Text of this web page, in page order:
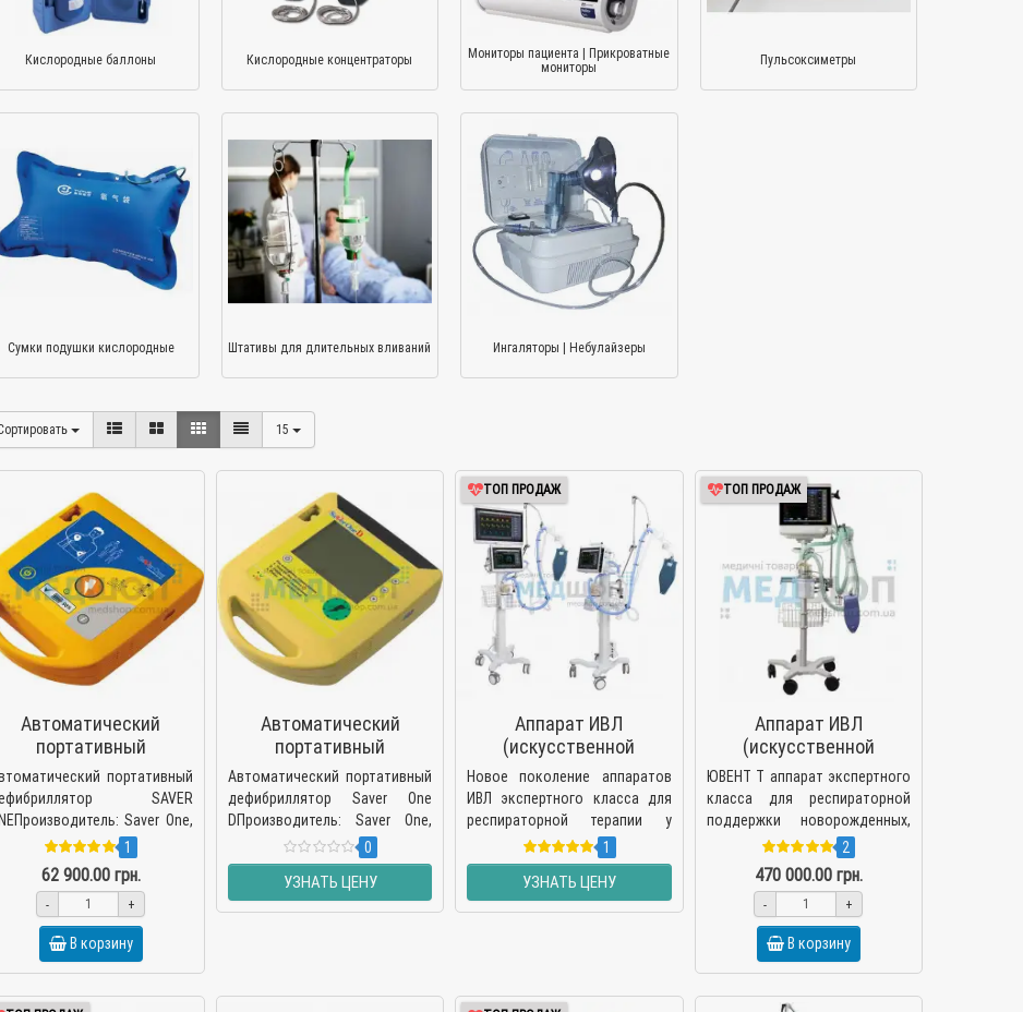
Кислородные баллоны Кислородные концентраторы
Мониторы пациента | Прикроватные
мониторы
Пульсоксиметры
Сумки подушки кислородные Штативы для длительных вливаний Ингаляторы | Небулайзеры
15
Автоматический
портативный
SAVER
ONE
портативный
SAVER
Saver One,
SAVER ONE -
портатив..
1
62 900.00 грн.
- +
В корзину
Автоматический
портативный
дефибриллятор Saver
One D
Автоматический портативный
дефибриллятор Saver One
DПроизводитель: Saver One,
Италия Saver One D -
автоматич..
0
УЗНАТЬ ЦЕНУ
ТОП ПРОДАЖ
Аппарат ИВЛ
(искусственной
вентиляции легких)
ЮВЕНТ-А, ЮТАС
Новое поколение аппаратов
ИВЛ экспертного класса для
респираторной терапии у
новорожденных, детей и
взрослых в условиях
отделений реанимации и
интенси..
1
УЗНАТЬ ЦЕНУ
ТОП ПРОДАЖ
Аппарат ИВЛ
(искусственной
вентиляции легких)
ЮВЕНТ-Т
ЮВЕНТ T аппарат экспертного
класса для респираторной
поддержки новорожденных,
детей и
взрослыхПроизводство ЮТАС,
Украина Аппарат..
2
470 000.00 грн.
- +
В корзину